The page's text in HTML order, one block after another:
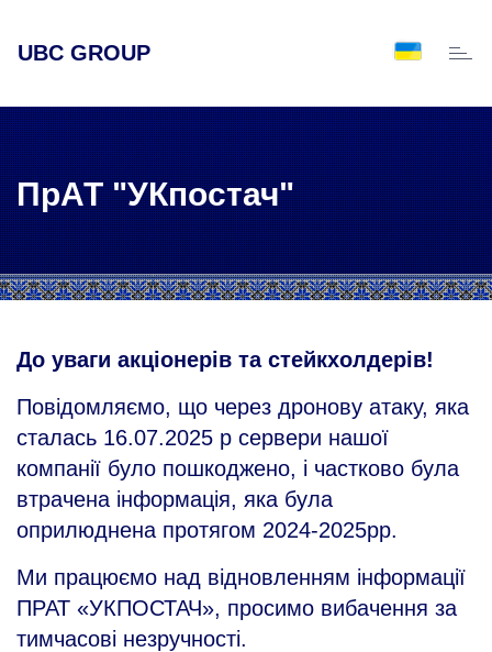
UBC GROUP
ПрАТ "УКпостач"
До уваги акціонерів та стейкхолдерів!
Повідомляємо, що через дронову атаку, яка
сталась 16.07.2025 р сервери нашої
компанії було пошкоджено, і частково була
втрачена інформація, яка була
оприлюднена протягом 2024-2025рр.
Ми працюємо над відновленням інформації
ПРАТ «УКПОСТАЧ», просимо вибачення за
тимчасові незручності.